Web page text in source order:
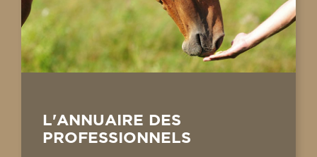
L'ANNUAIRE DES
PROFESSIONNELS